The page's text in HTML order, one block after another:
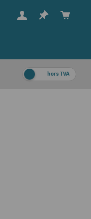
hors TVA